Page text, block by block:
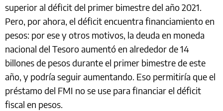
superior al déficit del primer bimestre del año 2021.
Pero, por ahora, el déficit encuentra financiamiento en
pesos: por ese y otros motivos, la deuda en moneda
nacional del Tesoro aumentó en alrededor de 14
billones de pesos durante el primer bimestre de este
año, y podría seguir aumentando. Eso permitiría que el
préstamo del FMI no se use para financiar el déficit
fiscal en pesos.